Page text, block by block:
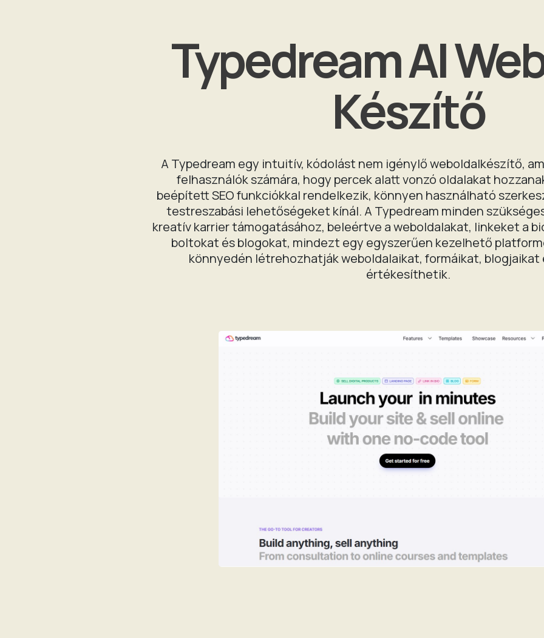
Typedream AI
Készítő
A Typedream egy intuitív, kódolást nem igénylő weboldalkészítő,
felhasználók számára, hogy percek alatt vonzó oldalakat
beépített SEO funkciókkal rendelkezik, könnyen használható
testreszabási lehetőségeket kínál. A Typedream minden
kreatív karrier támogatásához, beleértve a weboldalakat, linkeket a
boltokat és blogokat, mindezt egy egyszerűen kezelhető
könnyedén létrehozhatják weboldalaikat, formáikat,
értékesíthetik.